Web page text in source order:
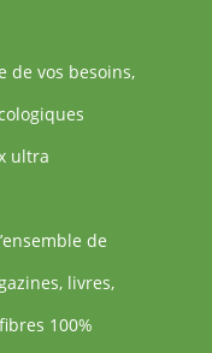
de vos besoins,
ultra
de
livres,
100%